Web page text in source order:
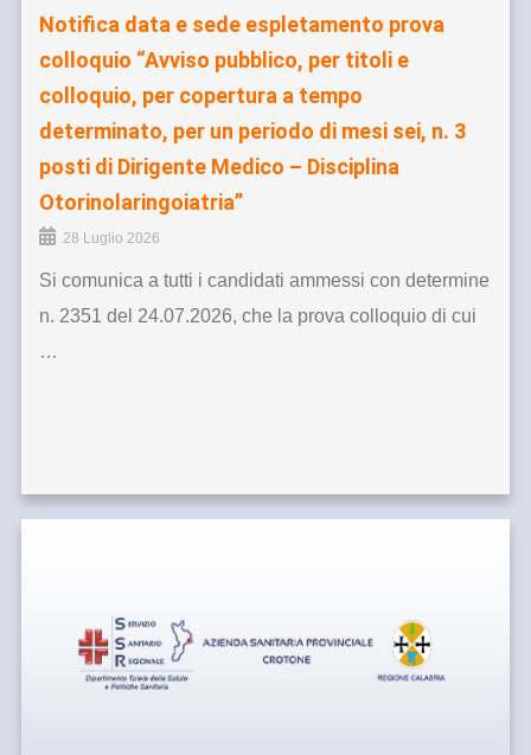
Notifica data e sede espletamento prova
colloquio “Avviso pubblico, per titoli e
colloquio, per copertura a tempo
determinato, per un periodo di mesi sei, n. 3
posti di Dirigente Medico – Disciplina
Otorinolaringoiatria”
28 Luglio 2026
Si comunica a tutti i candidati ammessi con determine
n. 2351 del 24.07.2026, che la prova colloquio di cui
…